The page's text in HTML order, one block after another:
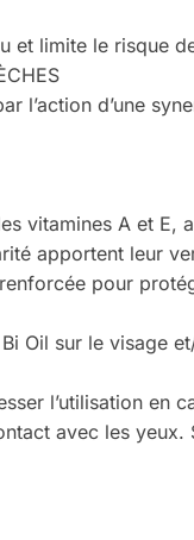
et limite le risque
l’action d’une
vitamines A et E,
apportent leur
pour
Oil sur le visage
l’utilisation en
avec les